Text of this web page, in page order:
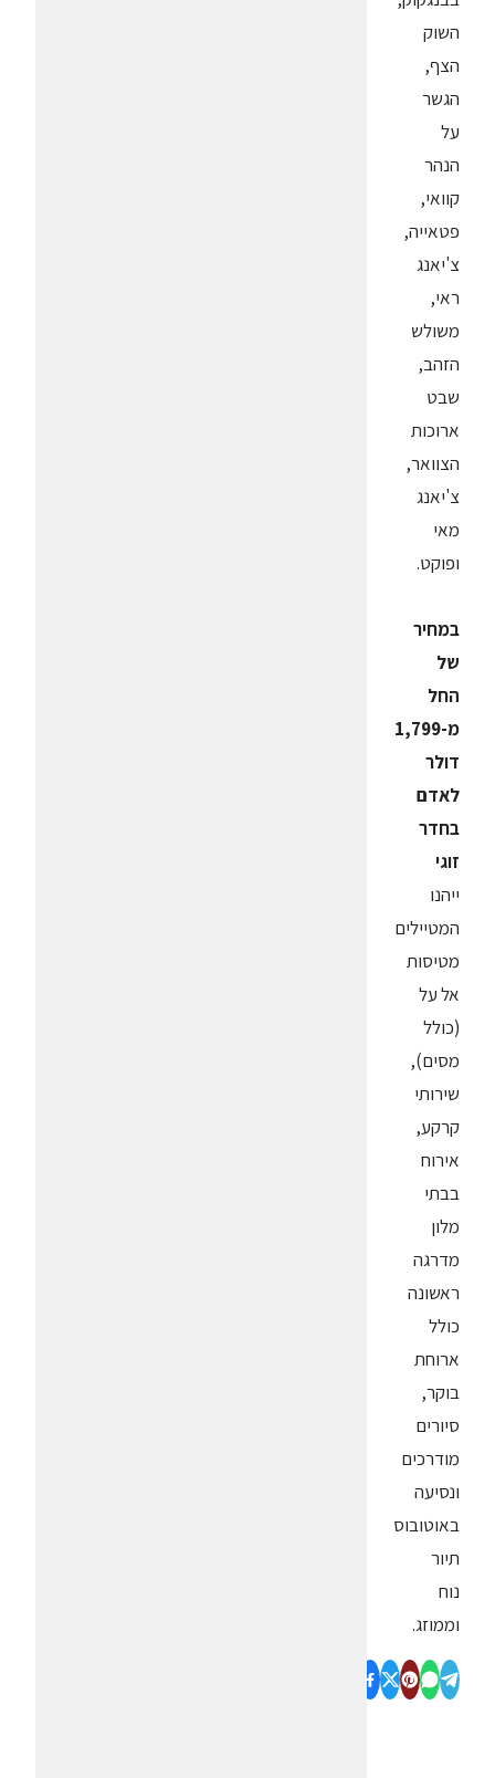
השוק
הצף,
הגשר
על
הנהר
קוואי,
פטאייה,
צ'יאנג
ראי,
משולש
הזהב,
שבט
ארוכות
הצוואר,
צ'יאנג
מאי
ופוקט.
במחיר
של
החל
מ-1,799
דולר
לאדם
בחדר
זוגי
ייהנו
המטיילים
מטיסות
אל על
(כולל
מסים),
שירותי
קרקע,
אירוח
בבתי
מלון
מדרגה
ראשונה
כולל
ארוחת
בוקר,
סיורים
מודרכים
ונסיעה
באוטובוס
תיור
נוח
וממוזג.